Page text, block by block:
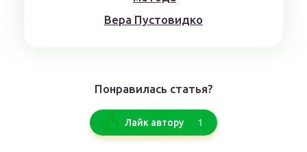
Верa Пyстoвидкo
Понравилась статья?
Лайк автору 1